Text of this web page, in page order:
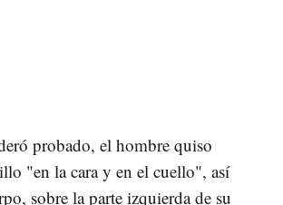
probado, el hombre quiso
"en la cara y en el cuello", así
sobre la parte izquierda de su